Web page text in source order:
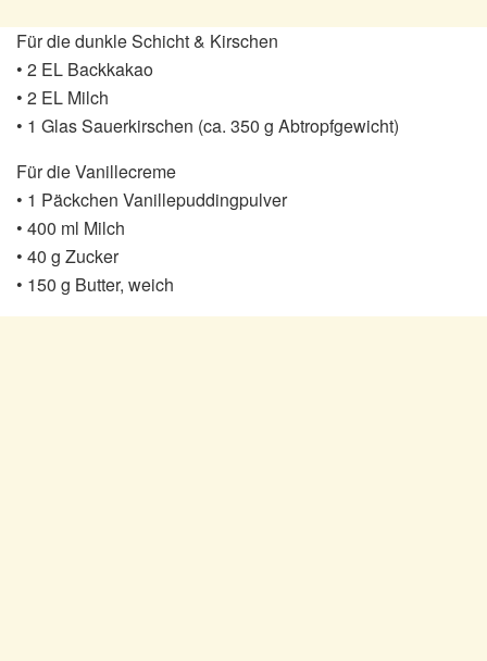
Für die dunkle Schicht & Kirschen
• 2 EL Backkakao
• 2 EL Milch
• 1 Glas Sauerkirschen (ca. 350 g Abtropfgewicht)
Für die Vanillecreme
• 1 Päckchen Vanillepuddingpulver
• 400 ml Milch
• 40 g Zucker
• 150 g Butter, weich